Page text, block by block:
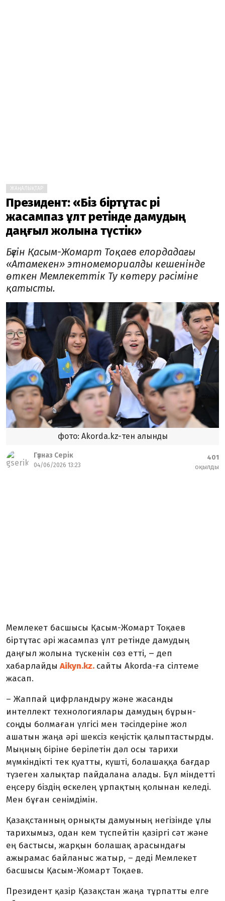
ЖАҢАЛЫҚТАР
Президент: «Біз біртұтас әрі
жасампаз ұлт ретінде дамудың
даңғыл жолына түстік»
Бүгін Қасым-Жомарт Тоқаев елордадағы
«Атамекен» этномемориалды кешенінде
өткен Мемлекеттік Ту көтеру рәсіміне
қатысты.
фото: Akorda.kz-тен алынды
Гүлназ Серік
04/06/2026 13:23
401
оқылды
Мемлекет басшысы Қасым-Жомарт Тоқаев
біртұтас әрі жасампаз ұлт ретінде дамудың
даңғыл жолына түскенін сөз етті, – деп
хабарлайды Aikyn.kz. сайты Akorda-ға сілтеме
жасап.
– Жаппай цифрландыру және жасанды
интеллект технологиялары дамудың бұрын-
соңды болмаған үлгісі мен тәсілдеріне жол
ашатын жаңа әрі шексіз кеңістік қалыптастырды.
Мыңның біріне берілетін дәл осы тарихи
мүмкіндікті тек қуатты, күшті, болашаққа бағдар
түзеген халықтар пайдалана алады. Бұл міндетті
еңсеру біздің өскелең ұрпақтың қолынан келеді.
Мен бұған сенімдімін.
Қазақстанның орнықты дамуының негізінде ұлы
тарихымыз, одан кем түспейтін қазіргі сәт және
ең бастысы, жарқын болашақ арасындағы
ажырамас байланыс жатыр, – деді Мемлекет
басшысы Қасым-Жомарт Тоқаев.
Президент қазір Қазақстан жаңа тұрпатты елге